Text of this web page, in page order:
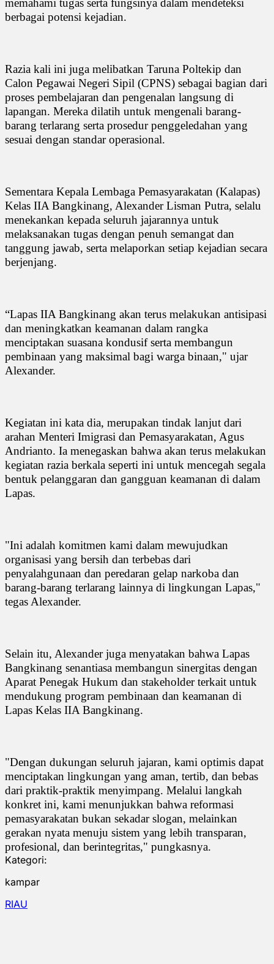
memahami tugas serta fungsinya dalam mendeteksi
berbagai potensi kejadian.
Razia kali ini juga melibatkan Taruna Poltekip dan
Calon Pegawai Negeri Sipil (CPNS) sebagai bagian dari
proses pembelajaran dan pengenalan langsung di
lapangan. Mereka dilatih untuk mengenali barang-
barang terlarang serta prosedur penggeledahan yang
sesuai dengan standar operasional.
Sementara Kepala Lembaga Pemasyarakatan (Kalapas)
Kelas IIA Bangkinang, Alexander Lisman Putra, selalu
menekankan kepada seluruh jajarannya untuk
melaksanakan tugas dengan penuh semangat dan
tanggung jawab, serta melaporkan setiap kejadian secara
berjenjang.
“Lapas IIA Bangkinang akan terus melakukan antisipasi
dan meningkatkan keamanan dalam rangka
menciptakan suasana kondusif serta membangun
pembinaan yang maksimal bagi warga binaan," ujar
Alexander.
Kegiatan ini kata dia, merupakan tindak lanjut dari
arahan Menteri Imigrasi dan Pemasyarakatan, Agus
Andrianto. Ia menegaskan bahwa akan terus melakukan
kegiatan razia berkala seperti ini untuk mencegah segala
bentuk pelanggaran dan gangguan keamanan di dalam
Lapas.
"Ini adalah komitmen kami dalam mewujudkan
organisasi yang bersih dan terbebas dari
penyalahgunaan dan peredaran gelap narkoba dan
barang-barang terlarang lainnya di lingkungan Lapas,"
tegas Alexander.
Selain itu, Alexander juga menyatakan bahwa Lapas
Bangkinang senantiasa membangun sinergitas dengan
Aparat Penegak Hukum dan stakeholder terkait untuk
mendukung program pembinaan dan keamanan di
Lapas Kelas IIA Bangkinang.
"Dengan dukungan seluruh jajaran, kami optimis dapat
menciptakan lingkungan yang aman, tertib, dan bebas
dari praktik-praktik menyimpang. Melalui langkah
konkret ini, kami menunjukkan bahwa reformasi
pemasyarakatan bukan sekadar slogan, melainkan
gerakan nyata menuju sistem yang lebih transparan,
profesional, dan berintegritas," pungkasnya.
Kategori:
kampar
RIAU